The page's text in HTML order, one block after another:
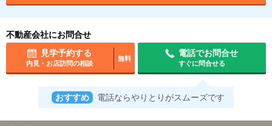
不動産会社にお問合せ
見学予約する
内見・お店訪問の相談
無料
電話でお問合せ
すぐに問合せる
おすすめ 電話ならやりとりがスムーズです